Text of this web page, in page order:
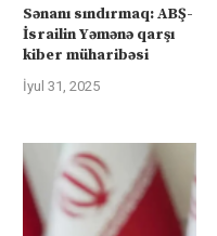
Sənanı sındırmaq: ABŞ-
İsrailin Yəmənə qarşı
kiber müharibəsi
İyul 31, 2025